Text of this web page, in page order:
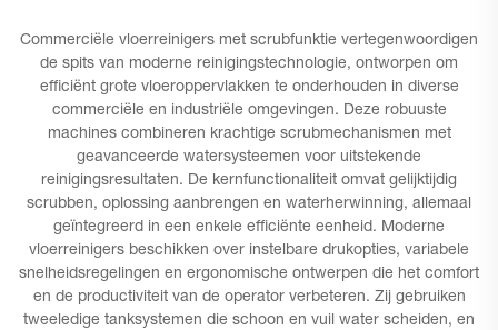
Commerciële vloerreinigers met scrubfunktie vertegenwoordigen
de spits van moderne reinigingstechnologie, ontworpen om
efficiënt grote vloeroppervlakken te onderhouden in diverse
commerciële en industriële omgevingen. Deze robuuste
machines combineren krachtige scrubmechanismen met
geavanceerde watersysteemen voor uitstekende
reinigingsresultaten. De kernfunctionaliteit omvat gelijktijdig
scrubben, oplossing aanbrengen en waterherwinning, allemaal
geïntegreerd in een enkele efficiënte eenheid. Moderne
vloerreinigers beschikken over instelbare drukopties, variabele
snelheidsregelingen en ergonomische ontwerpen die het comfort
en de productiviteit van de operator verbeteren. Zij gebruiken
tweeledige tanksystemen die schoon en vuil water scheiden, en